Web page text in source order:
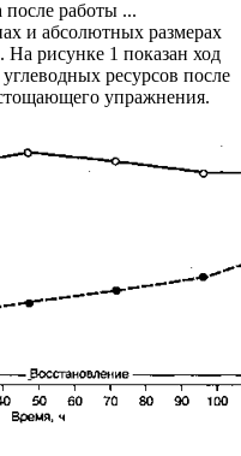
работы ...
и абсолютных размерах
На рисунке 1 показан ход
ресурсов после
упражнения.